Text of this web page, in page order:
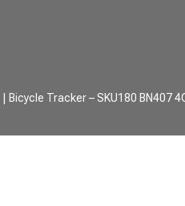
| Bicycle Tracker – SKU180 BN407